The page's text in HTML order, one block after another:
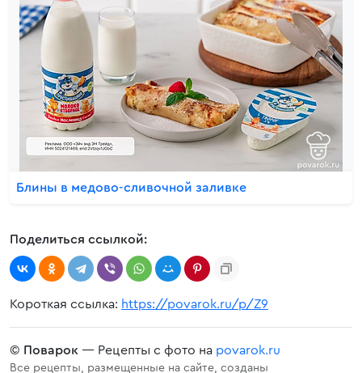
Блины в медово-сливочной заливке
Поделиться ссылкой:
Короткая ссылка: https://povarok.ru/p/Z9
© Поварок — Рецепты с фото на povarok.ru
Все рецепты, размещенные на сайте, созданы